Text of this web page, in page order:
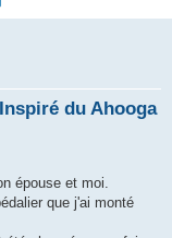
du Ahooga
épouse et moi.
que j'ai monté